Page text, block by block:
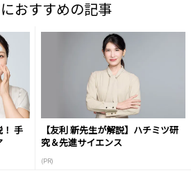
おすすめの記事
手
【友利 新先生が解説】ハチミツ研
究＆先進サイエンス
(PR)